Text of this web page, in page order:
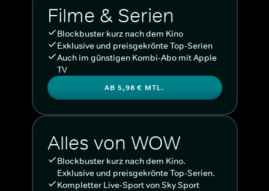
Filme & Serien
Blockbuster kurz nach dem Kino
Exklusive und preisgekrönte Top-Serien
Auch im günstigen Kombi-Abo mit Apple
TV
AB 5,98 € MTL.
Alles von WOW
Blockbuster kurz nach dem Kino.
Exklusive und preisgekrönte Top-Serien.
Kompletter Live-Sport von Sky Sport